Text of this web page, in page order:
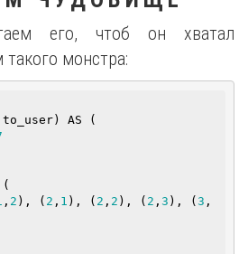
его, чтоб он хватал
монстра:
AS (
(
, 2 ), ( 2 , 1 ), ( 2 , 2 ), ( 2 , 3 ), ( 3 ,